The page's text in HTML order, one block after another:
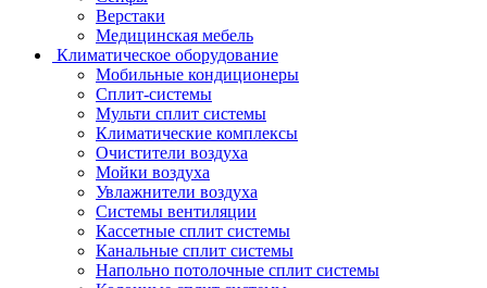
Верстаки
Медицинская мебель
Климатическое оборудование
Мобильные кондиционеры
Сплит-системы
Мульти сплит системы
Климатические комплексы
Очистители воздуха
Мойки воздуха
Увлажнители воздуха
Системы вентиляции
Кассетные сплит системы
Канальные сплит системы
Напольно потолочные сплит системы